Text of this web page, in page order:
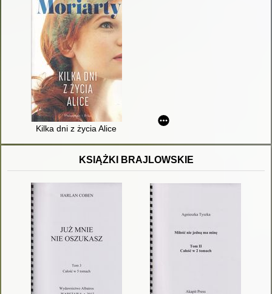
Kilka dni z życia Alice
KSIĄŻKI BRAJLOWSKIE